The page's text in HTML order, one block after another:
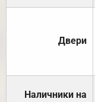
Двери
Наличники на